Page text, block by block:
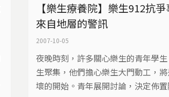
【樂生療養院】樂生912抗
來自地層的警訊
2007-10-05
夜晚時刻，許多關心樂生的青年學
生聚集，他們擔心樂生大門動工，
壞的開始。青年展開討論，決定佈